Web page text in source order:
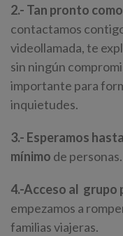
2.- Tan pronto
contactamos
videollamada, te
sin ningún
importante para
inquietudes.
3.- Esperamos
mínimo de personas.
4.-Acceso al grupo
empezamos a
familias viajeras.